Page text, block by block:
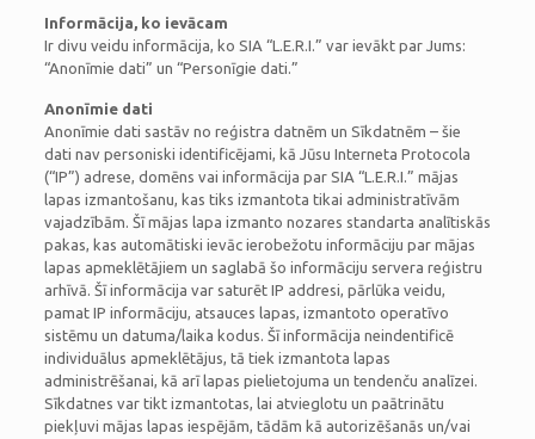
Informācija, ko ievācam
Ir divu veidu informācija, ko SIA “L.E.R.I.” var ievākt par Jums:
“Anonīmie dati” un “Personīgie dati.”
Anonīmie dati
Anonīmie dati sastāv no reģistra datnēm un Sīkdatnēm – šie
dati nav personiski identificējami, kā Jūsu Interneta Protocola
(“IP”) adrese, domēns vai informācija par SIA “L.E.R.I.” mājas
lapas izmantošanu, kas tiks izmantota tikai administratīvām
vajadzībām. Šī mājas lapa izmanto nozares standarta analītiskās
pakas, kas automātiski ievāc ierobežotu informāciju par mājas
lapas apmeklētājiem un saglabā šo informāciju servera reģistru
arhīvā. Šī informācija var saturēt IP addresi, pārlūka veidu,
pamat IP informāciju, atsauces lapas, izmantoto operatīvo
sistēmu un datuma/laika kodus. Šī informācija neindentificē
individuālus apmeklētājus, tā tiek izmantota lapas
administrēšanai, kā arī lapas pielietojuma un tendenču analīzei.
Sīkdatnes var tikt izmantotas, lai atvieglotu un paātrinātu
piekļuvi mājas lapas iespējām, tādām kā autorizēšanās un/vai